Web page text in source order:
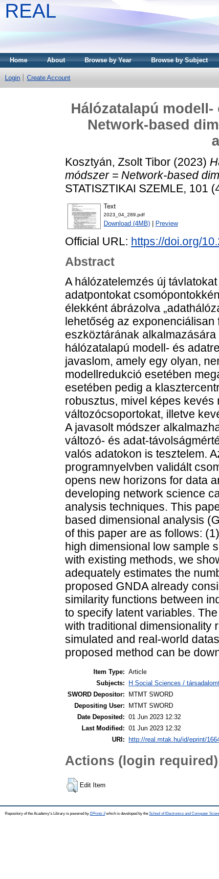
REAL
Home About Browse by Year Browse by Subject
Login Create Account
Hálózatalapú
Network-based
Kosztyán, Zsolt Tibor (2023)
módszer = Network-based
STATISZTIKAI SZEMLE, 101
Text
2023_04_289.pdf
Download (4MB) Preview
Official URL: https://doi.org/
Abstract
A hálózatelemzés új
adatpontokat
élekként ábrázolva
lehetőség az
eszköztárának
hálózatalapú modell- és
javaslom, amely egy olyan,
modellredukció esetében
esetében pedig a
robusztus, mivel képes
változócsoportokat, illetve
A javasolt módszer
változó- és adat-
valós adatokon is tesztelem.
programnyelvben validált
opens new horizons for data
developing network science
analysis techniques. This
based dimensional analysis
of this paper are as follows:
high dimensional low sample
with existing methods, we
adequately estimates the
proposed GNDA already
similarity functions between
to specify latent variables.
with traditional dimensionality
simulated and real-world
proposed method can be
Item Type: Article
Subjects:
H Social Sciences /
SWORD Depositor:
MTMT SWORD
Depositing User:
MTMT SWORD
Date Deposited: 01 Jun 2023 12:32
Last Modified: 01 Jun 2023 12:32
URI:
http://real.mtak.hu/id/eprint/
Actions (login required)
Edit Item
Repository of the Academy's Library is powered by EPrints 3which is developed by the School of Electronics and Computer